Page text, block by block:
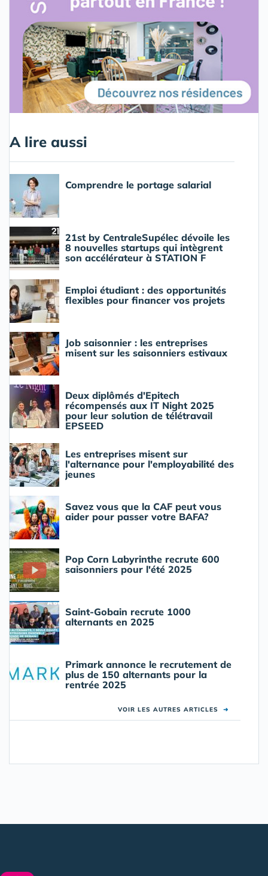
A lire aussi
Comprendre le portage salarial
21st by CentraleSupélec dévoile les
8 nouvelles startups qui intègrent
son accélérateur à STATION F
Emploi étudiant : des opportunités
flexibles pour financer vos projets
Job saisonnier : les entreprises
misent sur les saisonniers estivaux
Deux diplômés d'Epitech
récompensés aux IT Night 2025
pour leur solution de télétravail
EPSEED
Les entreprises misent sur
l'alternance pour l'employabilité des
jeunes
Savez vous que la CAF peut vous
aider pour passer votre BAFA?
Pop Corn Labyrinthe recrute 600
saisonniers pour l'été 2025
Saint-Gobain recrute 1000
alternants en 2025
Primark annonce le recrutement de
plus de 150 alternants pour la
rentrée 2025
VOIR LES AUTRES ARTICLES ➜